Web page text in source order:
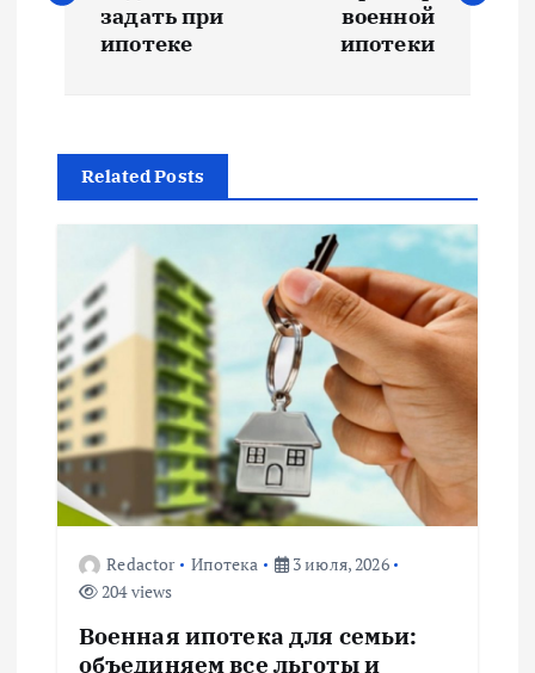
г
а
и
я
п
о
задать при
ипотеке
военной
ипотеки
Related Posts
Redactor Ипотека
3 июля, 2026
204 views
Военная ипотека для семьи:
объединяем все льготы и